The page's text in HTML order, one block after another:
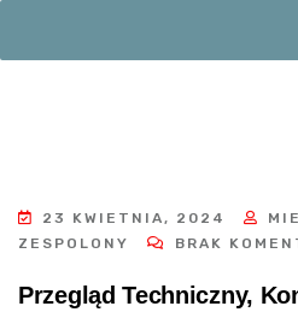
23 KWIETNIA, 2024
ZESPOLONY
BRAK
Przegląd Techniczny,